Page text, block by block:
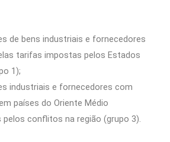
de bens industriais e fornecedores
tarifas impostas pelos Estados
1);
industriais e fornecedores com
países do Oriente Médio
conflitos na região (grupo 3).